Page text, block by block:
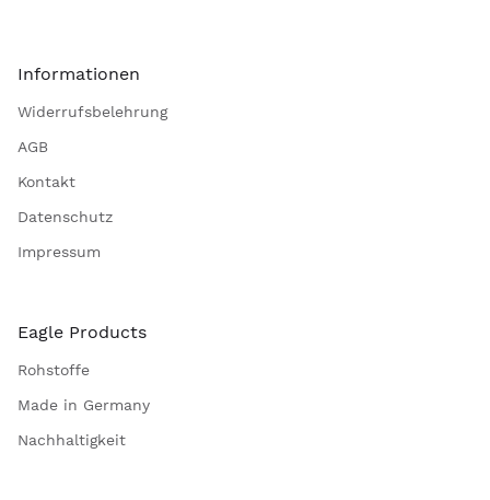
Informationen
Widerrufsbelehrung
AGB
Kontakt
Datenschutz
Impressum
Eagle Products
Rohstoffe
Made in Germany
Nachhaltigkeit